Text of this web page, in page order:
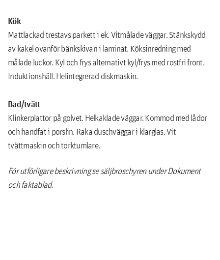
Kök
Mattlackad trestavs parkett i ek. Vitmålade väggar. Stänkskydd
av kakel ovanför bänkskivan i laminat. Köksinredning med
målade luckor. Kyl och frys alternativt kyl/frys med rostfri front.
Induktionshäll. Helintegrerad diskmaskin.
Bad/tvätt
Klinkerplattor på golvet. Helkaklade väggar. Kommod med lådor
och handfat i porslin. Raka duschväggar i klarglas. Vit
tvättmaskin och torktumlare.
För utförligare beskrivning se säljbroschyren under Dokument
och faktablad.